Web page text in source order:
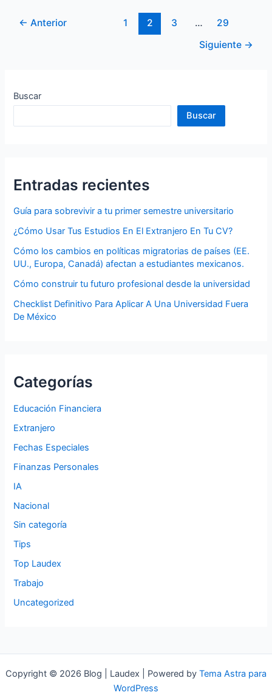
← Anterior 1 2 3 …
29
Siguiente →
Buscar
Buscar
Entradas recientes
Guía para sobrevivir a tu primer semestre universitario
¿Cómo Usar Tus Estudios En El Extranjero En Tu CV?
Cómo los cambios en políticas migratorias de países (EE.
UU., Europa, Canadá) afectan a estudiantes mexicanos.
Cómo construir tu futuro profesional desde la universidad
Checklist Definitivo Para Aplicar A Una Universidad Fuera
De México
Categorías
Educación Financiera
Extranjero
Fechas Especiales
Finanzas Personales
IA
Nacional
Sin categoría
Tips
Top Laudex
Trabajo
Uncategorized
Copyright © 2026 Blog | Laudex | Powered by Tema Astra para
WordPress